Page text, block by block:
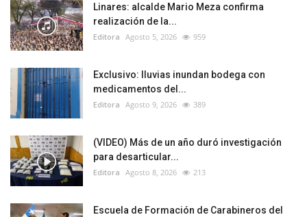
Linares: alcalde Mario Meza confirma
realización de la...
Editora Agosto 5, 2026 959
Exclusivo: lluvias inundan bodega con
medicamentos del...
Editora Agosto 9, 2026 389
(VIDEO) Más de un año duró investigación
para desarticular...
Editora Agosto 8, 2026 213
Escuela de Formación de Carabineros del